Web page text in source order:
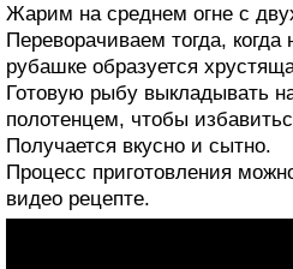
Жарим на среднем огне с
Переворачиваем тогда, когда
рубашке образуется
Готовую рыбу выкладывать
полотенцем, чтобы
Получается вкусно и сытно.
Процесс приготовления
видео рецепте.